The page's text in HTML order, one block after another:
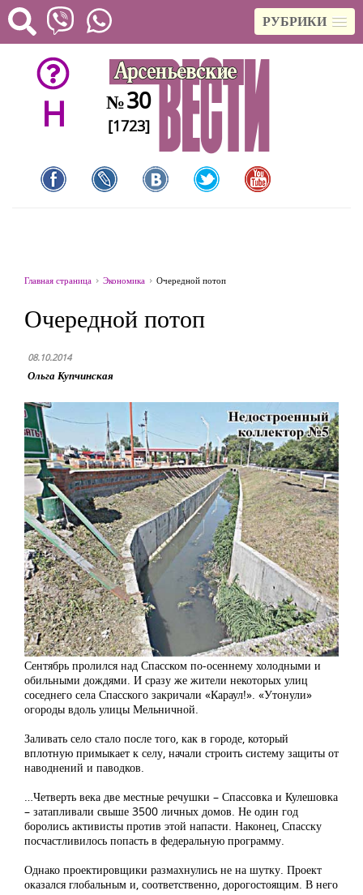
РУБРИКИ
H №30
[1723]
Главная страница Экономика Очередной потоп
Очередной потоп
08.10.2014
Ольга Купчинская
Сентябрь пролился над Спасском по-осеннему холодными и
обильными дождями. И сразу же жители некоторых улиц
соседнего села Спасского закричали «Караул!». «Утонули»
огороды вдоль улицы Мельничной.
Заливать село стало после того, как в городе, который
вплотную примыкает к селу, начали строить систему защиты от
наводнений и паводков.
…Четверть века две местные речушки – Спассовка и Кулешовка
– затапливали свыше 3500 личных домов. Не один год
боролись активисты против этой напасти. Наконец, Спасску
посчастливилось попасть в федеральную программу.
Однако проектировщики размахнулись не на шутку. Проект
оказался глобальным и, соответственно, дорогостоящим. В него